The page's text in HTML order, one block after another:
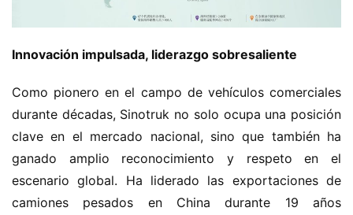
Innovación impulsada, liderazgo sobresaliente
Como pionero en el campo de vehículos comerciales
durante décadas, Sinotruk no solo ocupa una posición
clave en el mercado nacional, sino que también ha
ganado amplio reconocimiento y respeto en el
escenario global. Ha liderado las exportaciones de
camiones pesados en China durante 19 años